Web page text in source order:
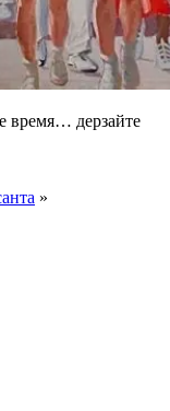
время… дерзайте
»